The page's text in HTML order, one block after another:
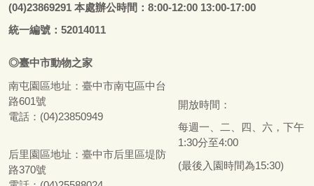
(04)23869291 本處辦公時間：8:00-12:00 13:00-17:00
統一編號：52014011
◎臺中市動物之家
南屯園區地址： 臺中市南屯區中台
路601號
電話：(04)23850949
后里園區地址： 臺中市后里區堤防
路370號
開放時間：
每週一、二、四、六，下午
1:30分至4:00
(最後入園時間為15:30)